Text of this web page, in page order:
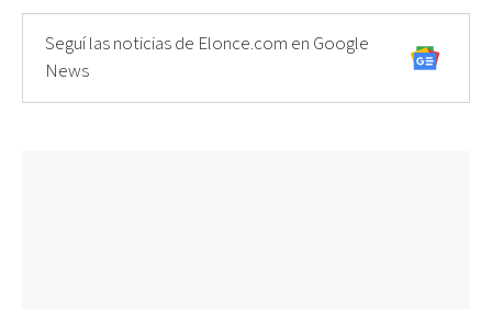
Seguí las noticias de Elonce.com en Google
News